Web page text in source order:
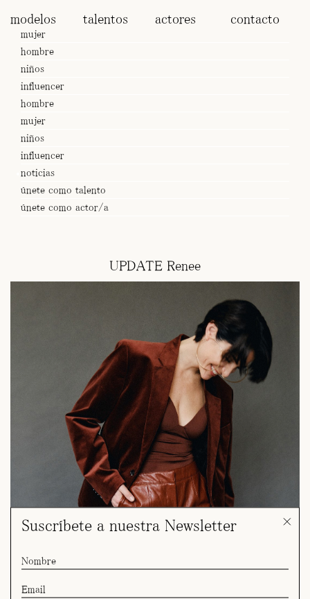
modelos talentos actores contacto
mujer
hombre
niños
influencer
hombre
mujer
niños
influencer
noticias
únete como talento
únete como actor/a
UPDATE Renee
Suscríbete a nuestra Newsletter